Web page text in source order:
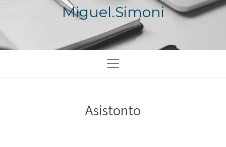
Miguel.Simoni
Asistonto